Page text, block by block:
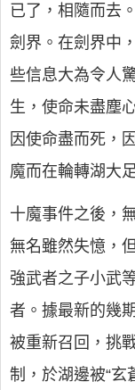
已了，相隨而去
劍界。在劍界中
些信息大為令人
生，使命未盡塵
因使命盡而死，
魔而在輪轉湖大
十魔事件之後，
無名雖然失憶，
強武者之子小武
者。據最新的幾
被重新召回，挑
制，於湖邊被“玄